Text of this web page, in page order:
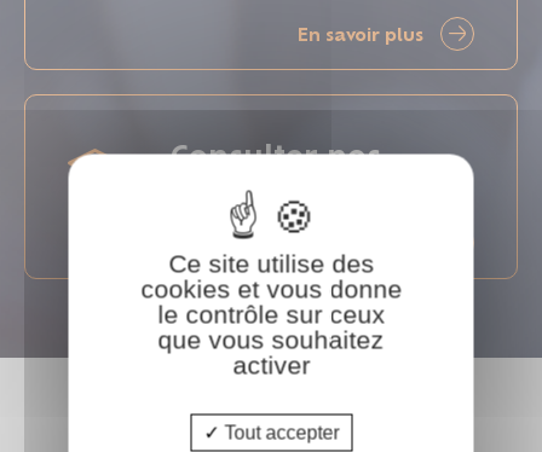
En savoir plus
Consulter nos
formations intra
Ce site utilise des
cookies et vous donne
le contrôle sur ceux
que vous souhaitez
activer
Tout accepter